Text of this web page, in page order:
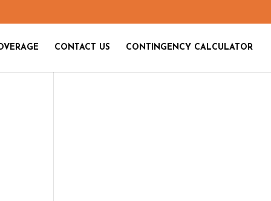
CONTACT US CONTINGENCY CALCULATOR